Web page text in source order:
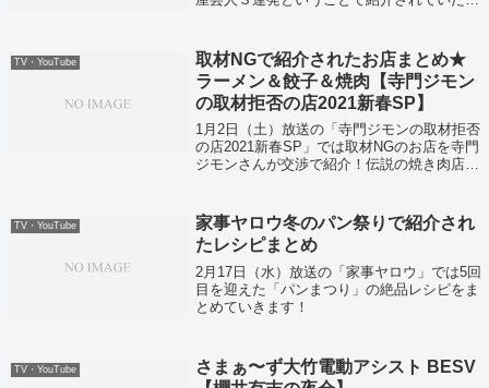
TV・YouTube
取材NGで紹介されたお店まとめ★
ラーメン＆餃子＆焼肉【寺門ジモン
の取材拒否の店2021新春SP】
1月2日（土）放送の「寺門ジモンの取材拒否
の店2021新春SP」では取材NGのお店を寺門
ジモンさんが交渉で紹介！伝説の焼き肉店も
TV・YouTube
家事ヤロウ冬のパン祭りで紹介され
たレシピまとめ
2月17日（水）放送の「家事ヤロウ」では5回
目を迎えた「パンまつり」の絶品レシピをま
とめていきます！
TV・YouTube
さまぁ〜ず大竹電動アシスト BESV